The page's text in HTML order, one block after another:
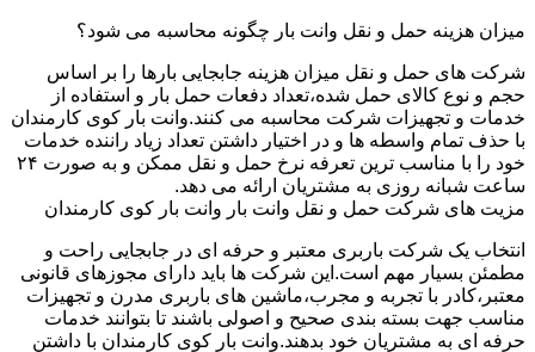
میزان هزینه حمل و نقل وانت بار چگونه محاسبه می شود؟
شرکت های حمل و نقل میزان هزینه جابجایی بارها را بر اساس
حجم و نوع کالای حمل شده،تعداد دفعات حمل بار و استفاده از
خدمات و تجهیزات شرکت محاسبه می کنند.وانت بار کوی کارمندان
با حذف تمام واسطه ها و در اختیار داشتن تعداد زیاد راننده خدمات
خود را با مناسب ترین تعرفه نرخ حمل و نقل ممکن و به صورت ۲۴
ساعت شبانه روزی به مشتریان ارائه می دهد.
مزیت های شرکت حمل و نقل وانت بار وانت بار کوی کارمندان
انتخاب یک شرکت باربری معتبر و حرفه ای در جابجایی راحت و
مطمئن بسیار مهم است.این شرکت ها باید دارای مجوزهای قانونی
معتبر،کادر با تجربه و مجرب،ماشین های باربری مدرن و تجهیزات
مناسب جهت بسته بندی صحیح و اصولی باشند تا بتوانند خدمات
حرفه ای به مشتریان خود بدهند.وانت بار کوی کارمندان با داشتن